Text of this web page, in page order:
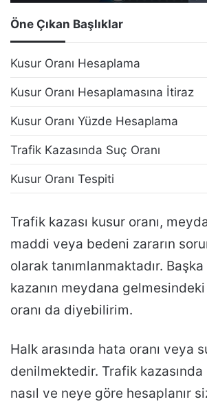
Öne Çıkan Başlıklar
Kusur Oranı Hesaplama
Kusur Oranı Hesaplamasına İtiraz
Kusur Oranı Yüzde Hesaplama
Trafik Kazasında Suç Oranı
Kusur Oranı Tespiti
Trafik kazası kusur oranı,
maddi veya bedeni zararın
olarak tanımlanmaktadır.
kazanın meydana
oranı da diyebilirim.
Halk arasında hata oranı veya
denilmektedir. Trafik kazasında
nasıl ve neye göre hesaplanır